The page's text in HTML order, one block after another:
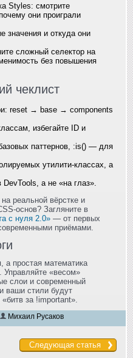
Styles: смотрите
они проиграли
значения и откуда они
сложный селектор на
без повышения
чеклист
reset → base → components
избегайте ID и
паттернов, :is() — для
утилити-классах, а
а не «на глаз».
реальной вёрстке и
основ? Загляните в
с нуля 2.0» — от первых
приёмами.
простая математика
Управляйте «весом»
слои и современный
ваши стили будут
за !important».
Михаил Русаков
Следующая статья